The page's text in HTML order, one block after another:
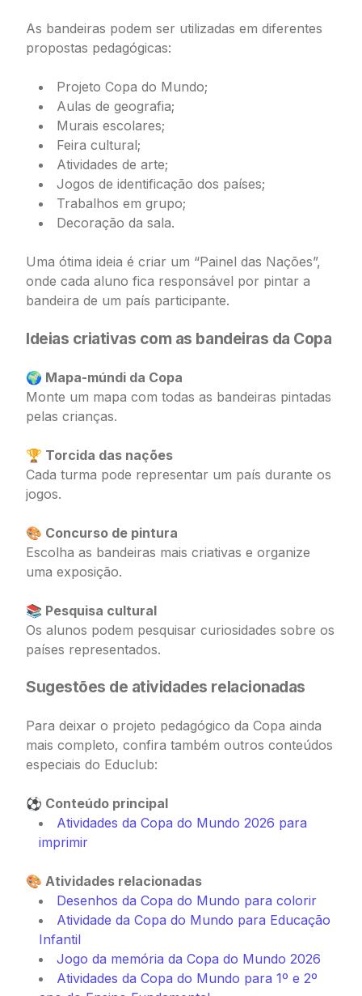
As bandeiras podem ser utilizadas em diferentes
propostas pedagógicas:
Projeto Copa do Mundo;
Aulas de geografia;
Murais escolares;
Feira cultural;
Atividades de arte;
Jogos de identificação dos países;
Trabalhos em grupo;
Decoração da sala.
Uma ótima ideia é criar um “Painel das Nações”,
onde cada aluno fica responsável por pintar a
bandeira de um país participante.
Ideias criativas com as bandeiras da Copa
🌍 Mapa-múndi da Copa
Monte um mapa com todas as bandeiras pintadas
pelas crianças.
🏆 Torcida das nações
Cada turma pode representar um país durante os
jogos.
🎨 Concurso de pintura
Escolha as bandeiras mais criativas e organize
uma exposição.
📚 Pesquisa cultural
Os alunos podem pesquisar curiosidades sobre os
países representados.
Sugestões de atividades relacionadas
Para deixar o projeto pedagógico da Copa ainda
mais completo, confira também outros conteúdos
especiais do Educlub:
⚽ Conteúdo principal
Atividades da Copa do Mundo 2026 para
imprimir
🎨 Atividades relacionadas
Desenhos da Copa do Mundo para colorir
Atividade da Copa do Mundo para Educação
Infantil
Jogo da memória da Copa do Mundo 2026
Atividades da Copa do Mundo para 1º e 2º